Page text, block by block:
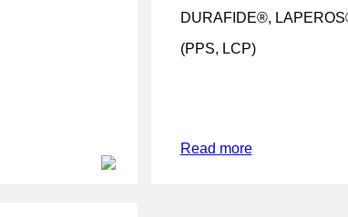
DURAFIDE®,
(PPS, LCP)
Read more